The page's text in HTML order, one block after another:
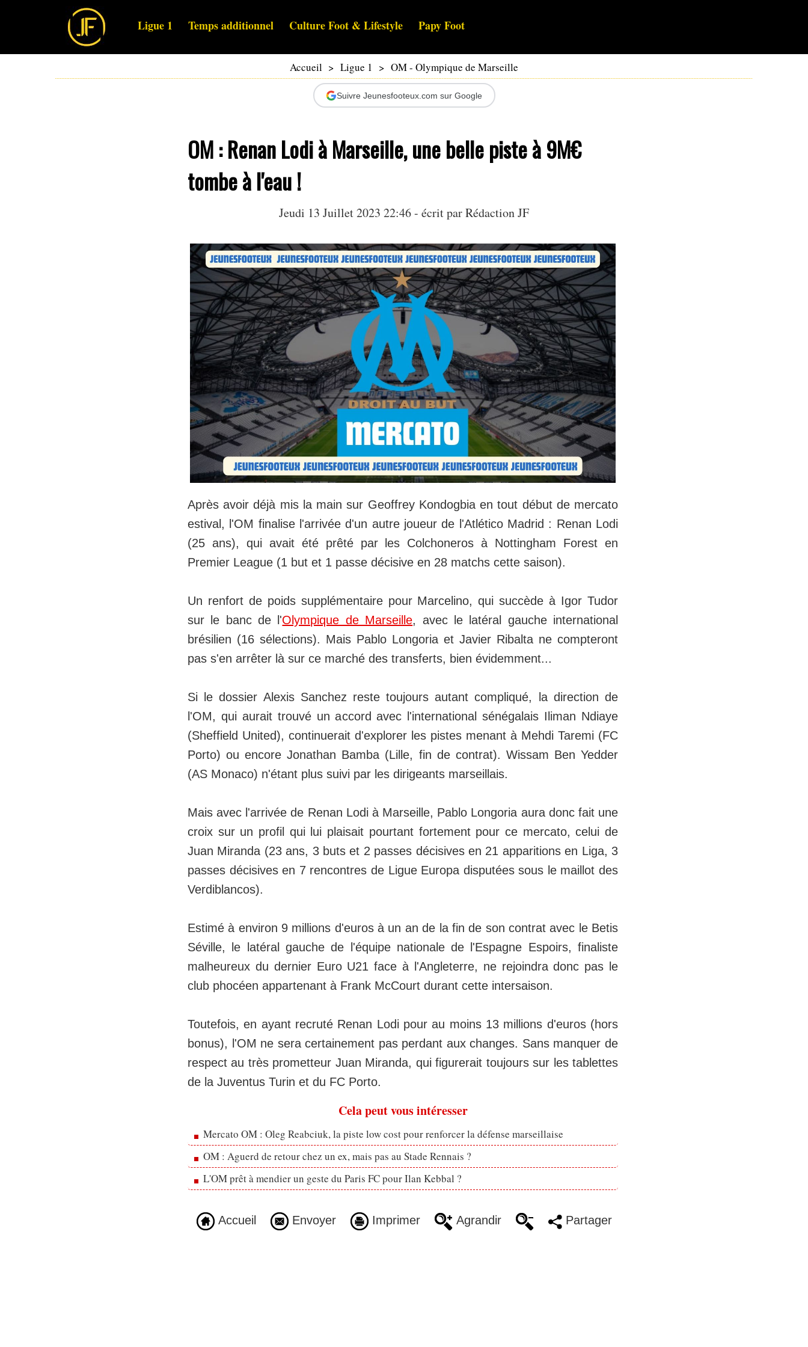
Ligue 1 Temps additionnel Culture Foot & Lifestyle Papy Foot
Accueil > Ligue 1 > OM - Olympique de Marseille
Suivre Jeunesfooteux.com sur Google
OM : Renan Lodi à Marseille, une belle piste à 9M€
tombe à l'eau !
Jeudi 13 Juillet 2023 22:46 - écrit par Rédaction JF
Après avoir déjà mis la main sur Geoffrey Kondogbia en tout début de mercato
estival, l'OM finalise l'arrivée d'un autre joueur de l'Atlético Madrid : Renan Lodi
(25 ans), qui avait été prêté par les Colchoneros à Nottingham Forest en
Premier League (1 but et 1 passe décisive en 28 matchs cette saison).
Un renfort de poids supplémentaire pour Marcelino, qui succède à Igor Tudor
sur le banc de l'Olympique de Marseille, avec le latéral gauche international
brésilien (16 sélections). Mais Pablo Longoria et Javier Ribalta ne compteront
pas s'en arrêter là sur ce marché des transferts, bien évidemment...
Si le dossier Alexis Sanchez reste toujours autant compliqué, la direction de
l'OM, qui aurait trouvé un accord avec l'international sénégalais Iliman Ndiaye
(Sheffield United), continuerait d'explorer les pistes menant à Mehdi Taremi (FC
Porto) ou encore Jonathan Bamba (Lille, fin de contrat). Wissam Ben Yedder
(AS Monaco) n'étant plus suivi par les dirigeants marseillais.
Mais avec l'arrivée de Renan Lodi à Marseille, Pablo Longoria aura donc fait une
croix sur un profil qui lui plaisait pourtant fortement pour ce mercato, celui de
Juan Miranda (23 ans, 3 buts et 2 passes décisives en 21 apparitions en Liga, 3
passes décisives en 7 rencontres de Ligue Europa disputées sous le maillot des
Verdiblancos).
Estimé à environ 9 millions d'euros à un an de la fin de son contrat avec le Betis
Séville, le latéral gauche de l'équipe nationale de l'Espagne Espoirs, finaliste
malheureux du dernier Euro U21 face à l'Angleterre, ne rejoindra donc pas le
club phocéen appartenant à Frank McCourt durant cette intersaison.
Toutefois, en ayant recruté Renan Lodi pour au moins 13 millions d'euros (hors
bonus), l'OM ne sera certainement pas perdant aux changes. Sans manquer de
respect au très prometteur Juan Miranda, qui figurerait toujours sur les tablettes
de la Juventus Turin et du FC Porto.
Cela peut vous intéresser
Mercato OM : Oleg Reabciuk, la piste low cost pour renforcer la défense marseillaise
OM : Aguerd de retour chez un ex, mais pas au Stade Rennais ?
L'OM prêt à mendier un geste du Paris FC pour Ilan Kebbal ?
Accueil Envoyer Imprimer Agrandir Partager